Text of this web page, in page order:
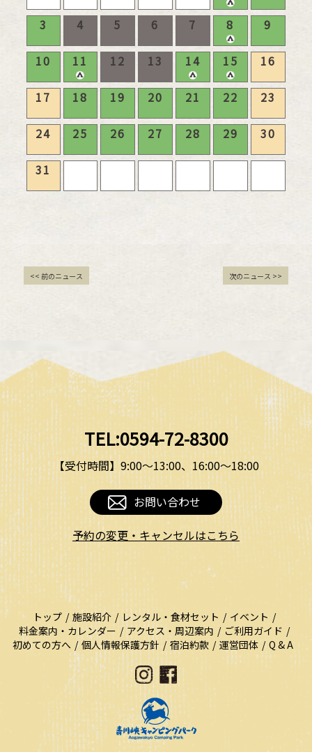
3 4 5 6 7 8 9
10 11 12 13 14 15 16
17 18 19 20 21 22 23
24 25 26 27 28 29 30
31
<< 前のニュース 次のニュース >>
TEL:0594-72-8300
【受付時間】9:00〜13:00、16:00〜18:00
お問い合わせ
予約の変更・キャンセルはこちら
トップ 施設紹介 レンタル・食材セット
イベント
料金案内・カレンダー
アクセス・周辺案内
ご利用ガイド
初めての方へ
個人情報保護方針 宿泊約款 運営団体 Q & A